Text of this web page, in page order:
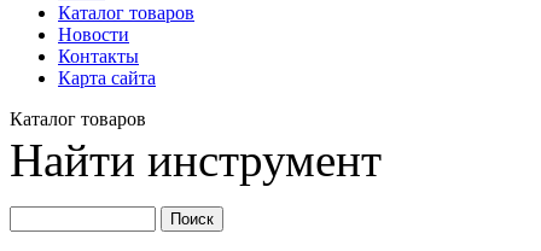
Каталог товаров
Новости
Контакты
Карта сайта
Каталог товаров
Найти инструмент